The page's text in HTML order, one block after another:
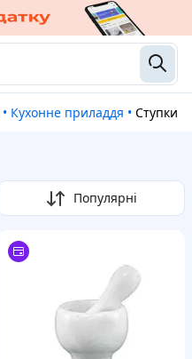
• Кухонне приладдя • Ступки
Популярні